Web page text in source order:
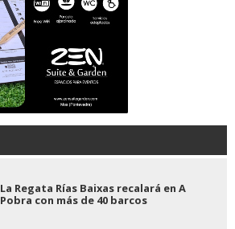
La Regata Rías Baixas recalará en A
Pobra con más de 40 barcos